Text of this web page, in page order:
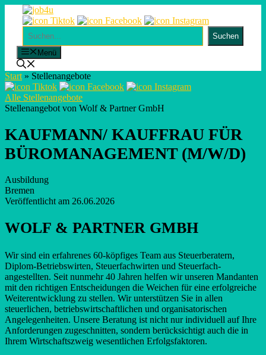
contentSuchen
Suchen
Menü
Start » Stellenangebote
Alle Stellenangebote
Stellenangebot von Wolf & Partner GmbH
KAUFMANN/ KAUFFRAU FÜR
BÜROMANAGEMENT (M/W/D)
Ausbildung
Bremen
Veröffentlicht am 26.06.2026
WOLF & PARTNER GMBH
Wir sind ein erfahrenes 60-köpfiges Team aus Steuerberatern,
Diplom-Betriebswirten, Steuerfachwirten und Steuerfach­
angestellten. Seit nunmehr 40 Jahren helfen wir unseren Mandanten
mit den richtigen Entscheidungen die Weichen für eine erfolgreiche
Weiterentwicklung zu stellen. Wir unterstützen Sie in allen
steuerlichen, betriebswirtschaftlichen und organisatorischen
Angelegenheiten. Unsere Beratung ist nicht nur individuell auf Ihre
Anforderungen zugeschnitten, sondern berücksichtigt auch die in
Ihrem Wirtschaftszweig wesentlichen Erfolgsfaktoren.